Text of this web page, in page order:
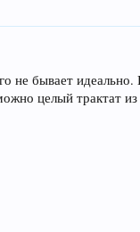
не бывает
целый трактат